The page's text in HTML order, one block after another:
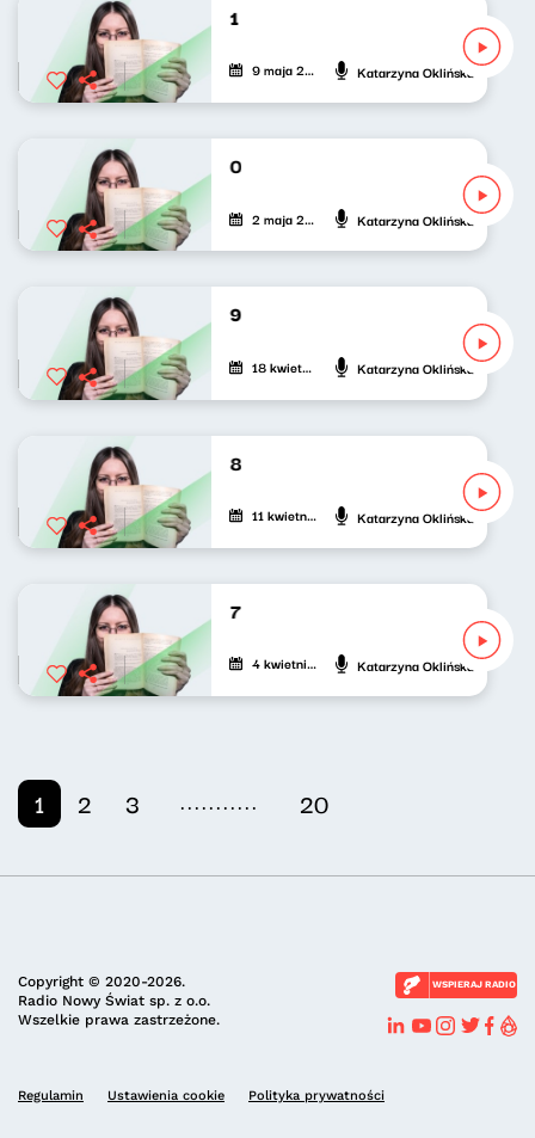
Mięta do (pop)kultury 231
9 maja 2026 Katarzyna Oklińska
Mięta do (pop)kultury 230
2 maja 2026 Katarzyna Oklińska
Mięta do (pop)kultury 229
18 kwietnia 2026 Katarzyna Oklińska
Mięta do (pop)kultury 228
11 kwietnia 2026 Katarzyna Oklińska
Mięta do (pop)kultury 227
4 kwietnia 2026 Katarzyna Oklińska
1 2 3 ........... 20
Copyright © 2020-2026.
Radio Nowy Świat sp. z o.o.
Wszelkie prawa zastrzeżone.
WSPIERAJ RADIO
Regulamin Ustawienia cookie Polityka prywatności